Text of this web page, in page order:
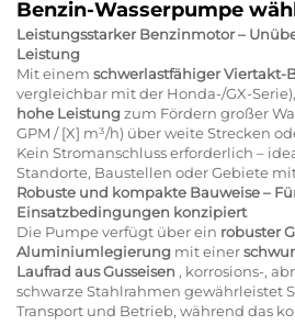
Benzin-Wasserpumpe
Leistungsstarker Benzinmotor –
Leistung
Mit einem schwerlastfähiger Viertakt-
vergleichbar mit der Honda-/GX-
hohe Leistungzum Fördern großer
GPM / [X] m³/h) über weite Strecken
Kein Stromanschluss erforderlich –
Standorte, Baustellen oder Gebiete
Robuste und kompakte Bauweise –
Einsatzbedingungen konzipiert
Die Pumpe verfügt über ein robuster
Aluminiumlegierung mit einer
Laufrad aus Gusseisen , korrosions-,
schwarze Stahlrahmen gewährleistet
Transport und Betrieb, während das